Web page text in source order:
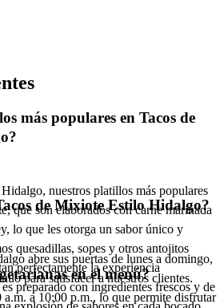
tes
más populares en Tacos de
nuestros platillos más populares
que son elaborados con carne marinada
lo que les otorga un sabor único y
quesadillas, sopes y otros antojitos
perfectamente la experiencia
preparado con ingredientes frescos y de
de Mixiote Estilo Hidalgo?
abre sus puertas de lunes a domingo,
para satisfacer a nuestros clientes.
a 10:00 p.m., lo que permite disfrutar
en el menú?